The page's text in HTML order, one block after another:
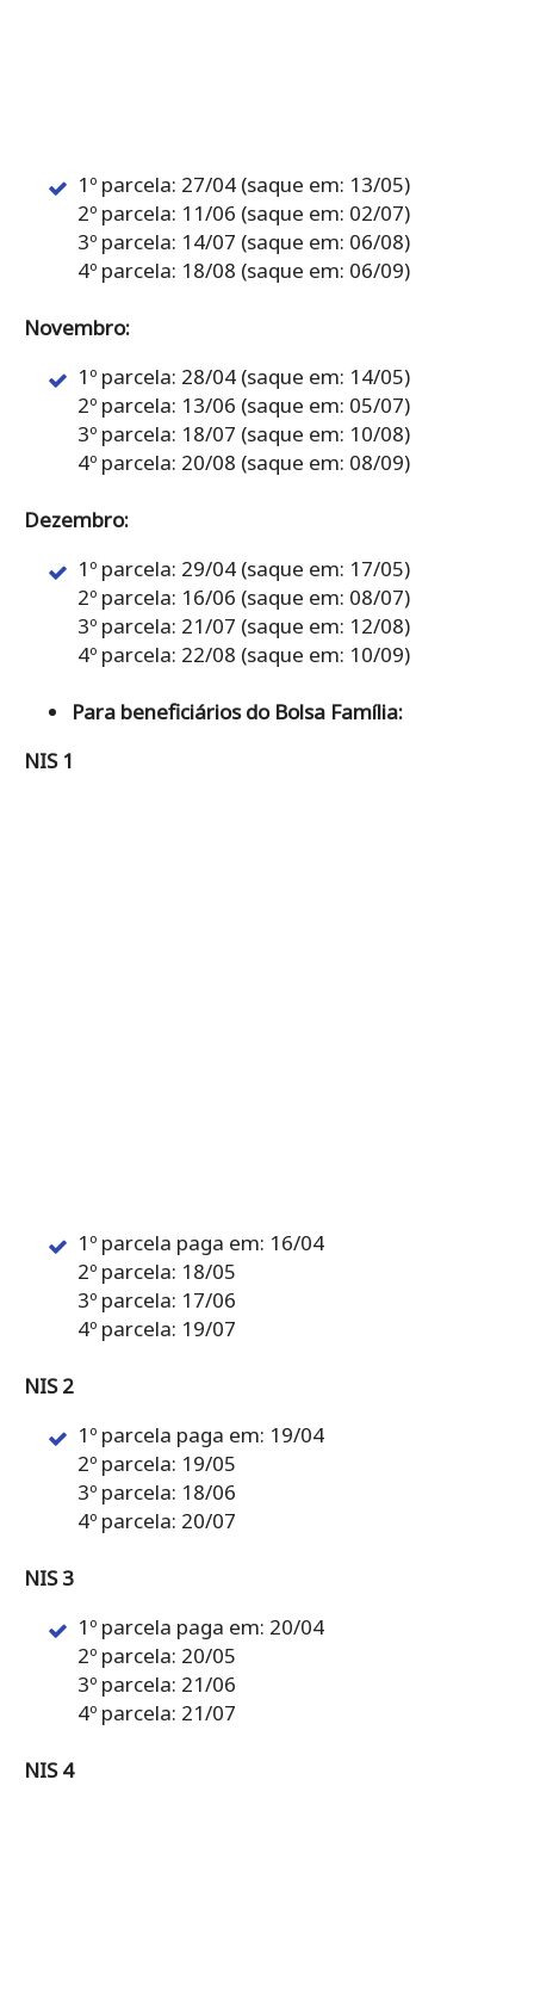
1º parcela: 27/04 (saque em: 13/05)
2º parcela: 11/06 (saque em: 02/07)
3º parcela: 14/07 (saque em: 06/08)
4º parcela: 18/08 (saque em: 06/09)
Novembro:
1º parcela: 28/04 (saque em: 14/05)
2º parcela: 13/06 (saque em: 05/07)
3º parcela: 18/07 (saque em: 10/08)
4º parcela: 20/08 (saque em: 08/09)
Dezembro:
1º parcela: 29/04 (saque em: 17/05)
2º parcela: 16/06 (saque em: 08/07)
3º parcela: 21/07 (saque em: 12/08)
4º parcela: 22/08 (saque em: 10/09)
Para beneficiários do Bolsa Família:
NIS 1
1º parcela paga em: 16/04
2º parcela: 18/05
3º parcela: 17/06
4º parcela: 19/07
NIS 2
1º parcela paga em: 19/04
2º parcela: 19/05
3º parcela: 18/06
4º parcela: 20/07
NIS 3
1º parcela paga em: 20/04
2º parcela: 20/05
3º parcela: 21/06
4º parcela: 21/07
NIS 4